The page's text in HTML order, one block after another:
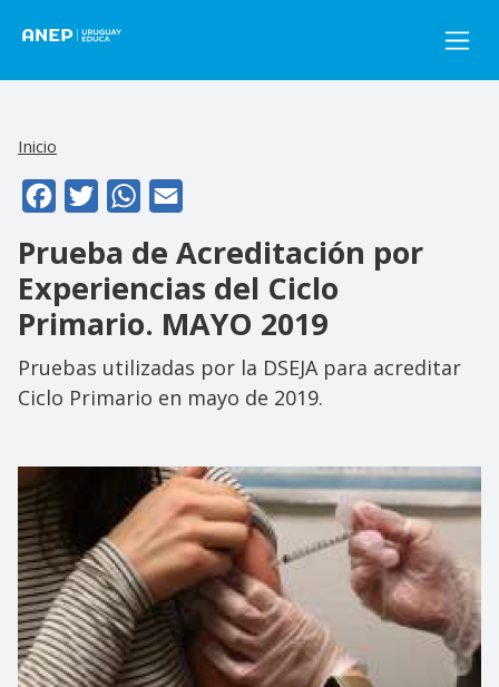
Inicio
FacebookTwitterWhatsApp
Prueba de Acreditación por
Experiencias del Ciclo
Primario. MAYO 2019
Pruebas utilizadas por la DSEJA para acreditar
Ciclo Primario en mayo de 2019.